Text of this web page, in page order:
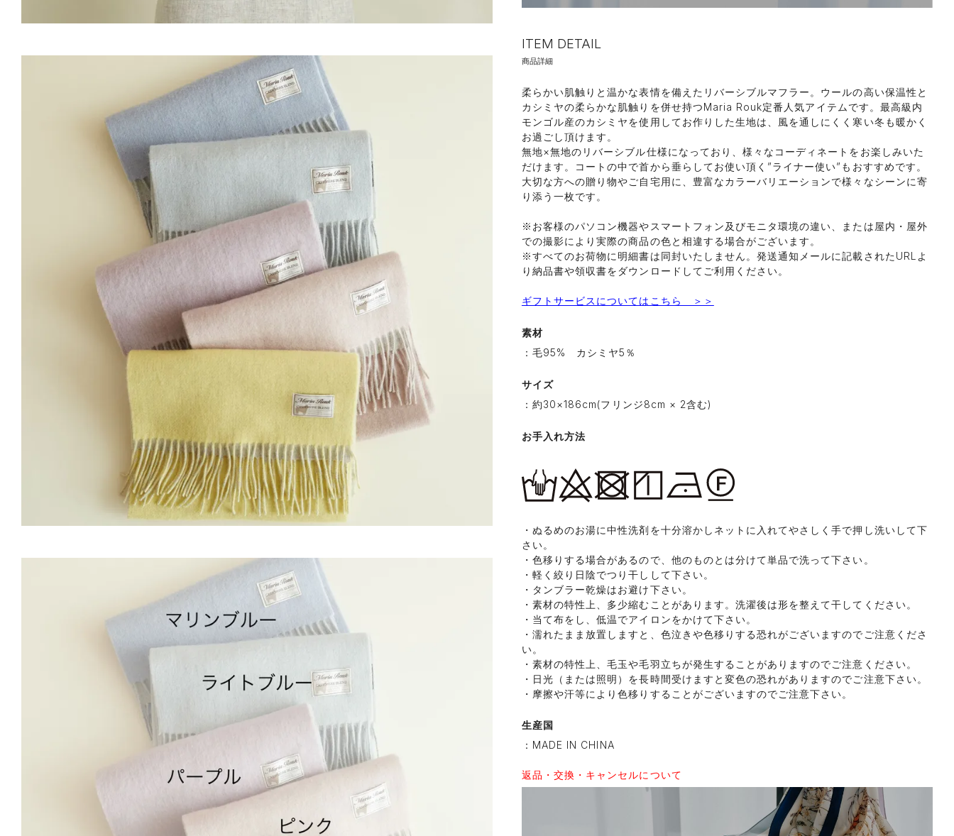
ITEM DETAIL
商品詳細
柔らかい肌触りと温かな表情を備えたリバーシブルマフラー。ウールの高い保温性と
カシミヤの柔らかな肌触りを併せ持つMaria Rouk定番人気アイテムです。最高級内
モンゴル産のカシミヤを使用してお作りした生地は、風を通しにくく寒い冬も暖かく
お過ごし頂けます。
無地×無地のリバーシブル仕様になっており、様々なコーディネートをお楽しみいた
だけます。コートの中で首から垂らしてお使い頂く”ライナー使い”もおすすめです。
大切な方への贈り物やご自宅用に、豊富なカラーバリエーションで様々なシーンに寄
り添う一枚です。
※お客様のパソコン機器やスマートフォン及びモニタ環境の違い、または屋内・屋外
での撮影により実際の商品の色と相違する場合がございます。
※すべてのお荷物に明細書は同封いたしません。発送通知メールに記載されたURLよ
り納品書や領収書をダウンロードしてご利用ください。
ギフトサービスについてはこちら ＞＞
素材
：毛95% カシミヤ5％
サイズ
：約30×186cm(フリンジ8cm × 2含む)
お手入れ方法
・ぬるめのお湯に中性洗剤を十分溶かしネットに入れてやさしく手で押し洗いして下
さい。
・色移りする場合があるので、他のものとは分けて単品で洗って下さい。
・軽く絞り日陰でつり干しして下さい。
・タンブラー乾燥はお避け下さい。
・素材の特性上、多少縮むことがあります。洗濯後は形を整えて干してください。
・当て布をし、低温でアイロンをかけて下さい。
・濡れたまま放置しますと、色泣きや色移りする恐れがございますのでご注意くださ
い。
・素材の特性上、毛玉や毛羽立ちが発生することがありますのでご注意ください。
・日光（または照明）を長時間受けますと変色の恐れがありますのでご注意下さい。
・摩擦や汗等により色移りすることがございますのでご注意下さい。
生産国
：MADE IN CHINA
返品・交換・キャンセルについて